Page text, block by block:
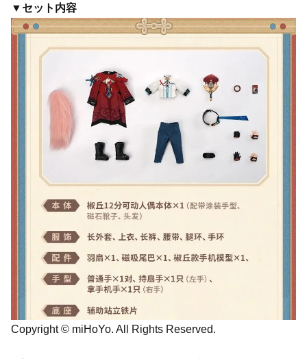
▼セット内容
Copyright © miHoYo. All Rights Reserved.